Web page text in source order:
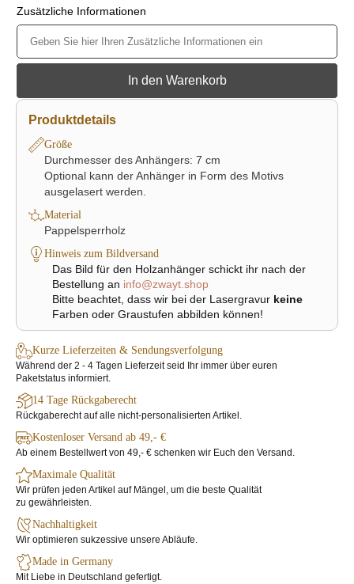
Zusätzliche Informationen
In den Warenkorb
Produktdetails
Größe
Durchmesser des Anhängers: 7 cm
Optional kann der Anhänger in Form des Motivs
ausgelasert werden.
Material
Pappelsperrholz
Hinweis zum Bildversand
Das Bild für den Holzanhänger schickt ihr nach der
Bestellung an info@zwayt.shop
Bitte beachtet, dass wir bei der Lasergravur keine
Farben oder Graustufen abbilden können!
Kurze Lieferzeiten & Sendungsverfolgung
Während der 2 - 4 Tagen Lieferzeit seid Ihr immer über euren
Paketstatus informiert.
14 Tage Rückgaberecht
Rückgaberecht auf alle nicht-personalisierten Artikel.
Kostenloser Versand ab 49,- €
Ab einem Bestellwert von 49,- € schenken wir Euch den Versand.
Maximale Qualität
Wir prüfen jeden Artikel auf Mängel, um die beste Qualität
zu gewährleisten.
Nachhaltigkeit
Wir optimieren sukzessive unsere Abläufe.
Made in Germany
Mit Liebe in Deutschland gefertigt.